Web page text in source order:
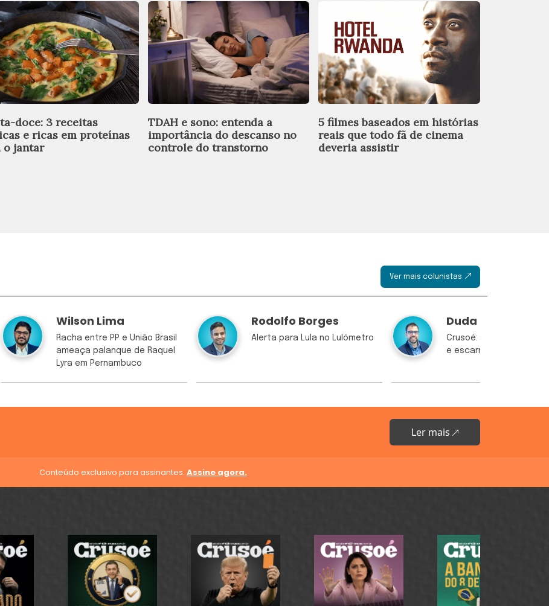
doce: 3 receitas
e ricas em proteínas
o jantar
TDAH e sono: entenda a
importância do descanso no
controle do transtorno
5 filmes baseados em histórias
reais que todo fã de cinema
deveria assistir
Ver mais colunistas
Wilson Lima
Racha entre PP e União Brasil
ameaça palanque de Raquel
Lyra em Pernambuco
Rodolfo Borges
Alerta para Lula no Lulômetro
Duda Teixeira
Crusoé: Lulinha é o pai,
e escarrado
Ler mais
Conteúdo exclusivo para assinantes. Assine agora.